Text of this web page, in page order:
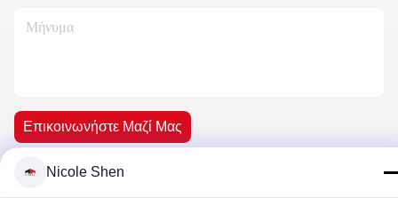
Επικοινωνήστε Μαζί Μας
Nicole Shen